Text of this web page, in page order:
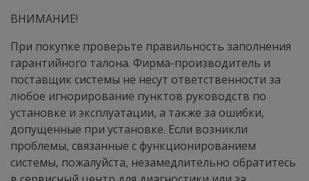
ВНИМАНИЕ!
При покупке проверьте правильность заполнения
гарантийного талона. Фирма-производитель и
поставщик системы не несут ответственности за
любое игнорирование пунктов руководств по
установке и эксплуатации, а также за ошибки,
допущенные при установке. Если возникли
проблемы, связанные с функционированием
системы, пожалуйста, незамедлительно обратитесь